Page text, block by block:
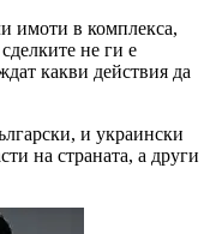
имоти в комплекса,
не ги е
какви действия да
и украински
на страната, а други